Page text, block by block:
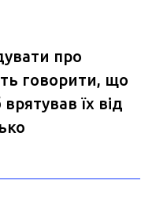
про
говорити, що
їх від